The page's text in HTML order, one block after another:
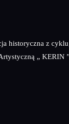
historyczna z
„ KERIN